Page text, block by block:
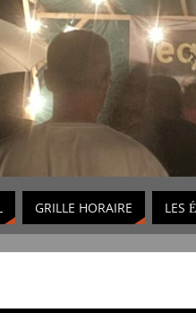
GRILLE HORAIRE LES